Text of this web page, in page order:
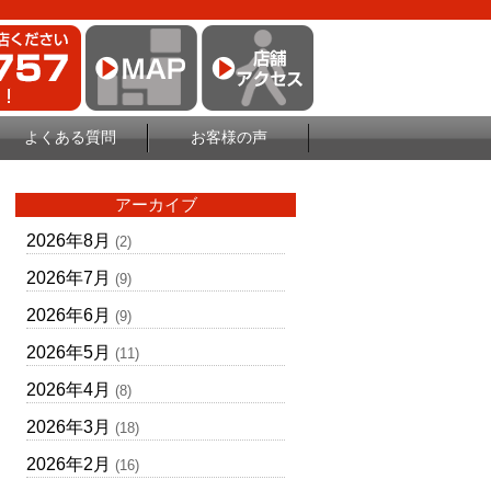
よくある質問 お客様の声
アーカイブ
2026年8月 (2)
2026年7月 (9)
2026年6月 (9)
2026年5月 (11)
2026年4月 (8)
2026年3月 (18)
2026年2月 (16)